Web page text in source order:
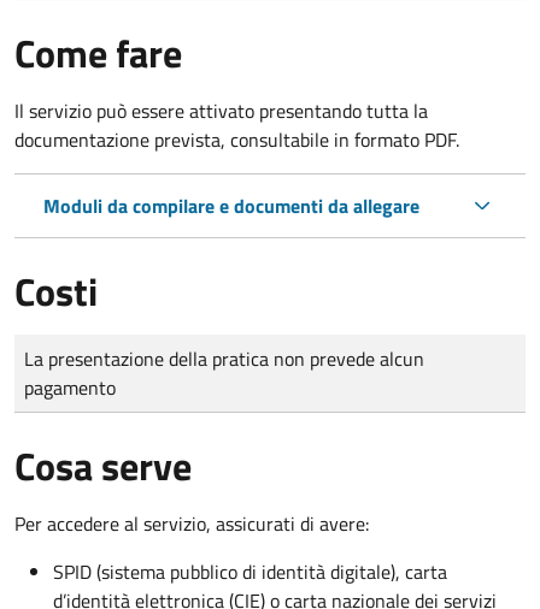
Come fare
Il servizio può essere attivato presentando tutta la
documentazione prevista, consultabile in formato PDF.
Moduli da compilare e documenti da allegare
Costi
Tipo di pagamento
Importo
La presentazione della pratica non prevede alcun
pagamento
Cosa serve
Per accedere al servizio, assicurati di avere:
SPID (sistema pubblico di identità digitale), carta
d’identità elettronica (CIE) o carta nazionale dei servizi